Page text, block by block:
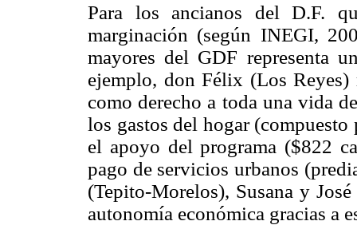
Para los ancianos del D.F.
marginación (según INEGI,
mayores del GDF representa
ejemplo, don Félix (Los Reyes)
como derecho a toda una vida
los gastos del hogar
el apoyo del programa ($822
pago de servicios urbanos
(Tepito-Morelos), Susana y
autonomía económica gracias a